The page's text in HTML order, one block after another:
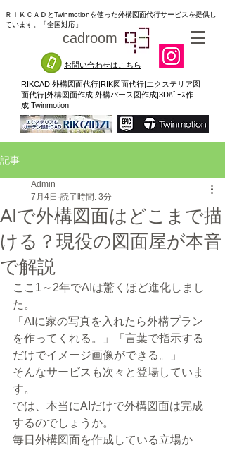
ＲＩＫＣＡＤとTwinmotionを使った外構図面代行サービスを提供し
ています。「全国対応」
cadroom 93
お問い合わせはこちら
RIKCAD|外構図面代行|RIK図面代行|エクステリア図
面代行|外構図面作成|外構パース図作成|3Dﾊﾟｰｽ作
成|Twinmotion
記事
AIで外構図面はどこまで描
ける？現役の図面屋が本音
で解説
Admin
7月4日 読了時間: 3分
ここ1～2年でAIは驚くほど進化しまし
た。
「AIに家の写真を入れたら外構プラン
を作ってくれる。」「言葉で指示する
だけでイメージ画像ができる。」
そんなサービスも次々と登場していま
す。
では、本当にAIだけで外構図面は完成
するのでしょうか。
毎日外構図面を作成している立場か